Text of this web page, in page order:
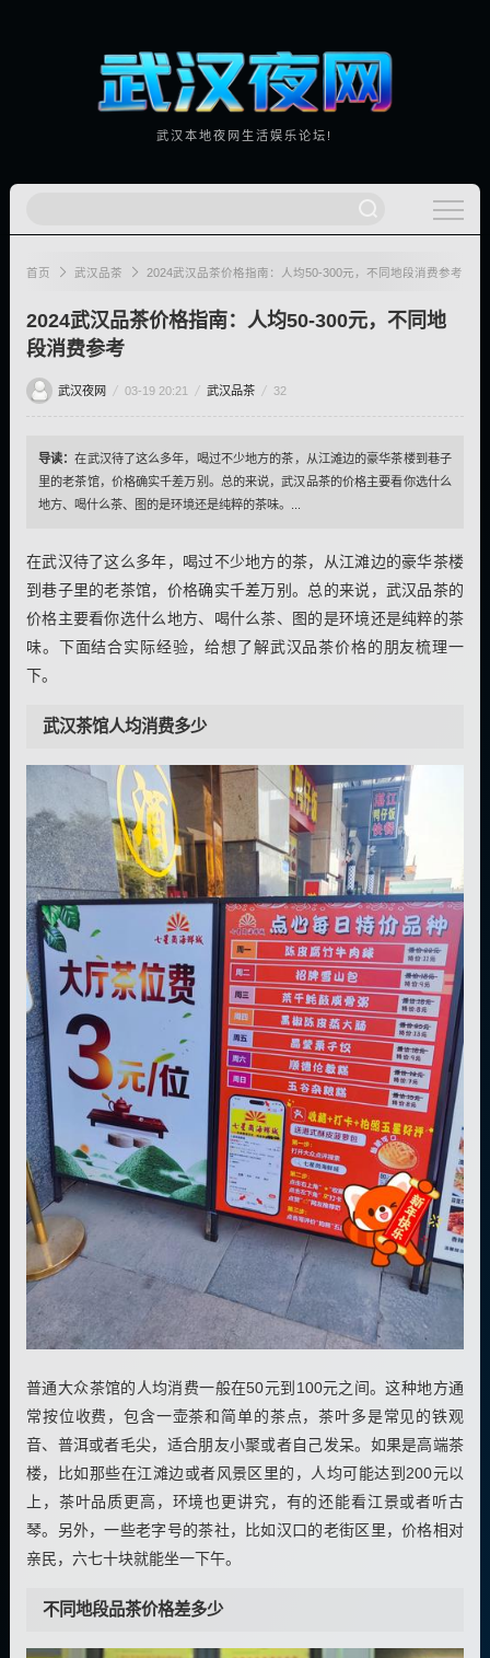
武汉本地夜网生活娱乐论坛!
首页 武汉品茶 2024武汉品茶价格指南：人均50-300元，不同地段消费参考
2024武汉品茶价格指南：人均50-300元，不同地
段消费参考
武汉夜网 03-19 20:21 武汉品茶 32
导读：在武汉待了这么多年，喝过不少地方的茶，从江滩边的豪华茶楼到巷子
里的老茶馆，价格确实千差万别。总的来说，武汉品茶的价格主要看你选什么
地方、喝什么茶、图的是环境还是纯粹的茶味。...
在武汉待了这么多年，喝过不少地方的茶，从江滩边的豪华茶楼
到巷子里的老茶馆，价格确实千差万别。总的来说，武汉品茶的
价格主要看你选什么地方、喝什么茶、图的是环境还是纯粹的茶
味。下面结合实际经验，给想了解武汉品茶价格的朋友梳理一
下。
武汉茶馆人均消费多少
普通大众茶馆的人均消费一般在50元到100元之间。这种地方通
常按位收费，包含一壶茶和简单的茶点，茶叶多是常见的铁观
音、普洱或者毛尖，适合朋友小聚或者自己发呆。如果是高端茶
楼，比如那些在江滩边或者风景区里的，人均可能达到200元以
上，茶叶品质更高，环境也更讲究，有的还能看江景或者听古
琴。另外，一些老字号的茶社，比如汉口的老街区里，价格相对
亲民，六七十块就能坐一下午。
不同地段品茶价格差多少